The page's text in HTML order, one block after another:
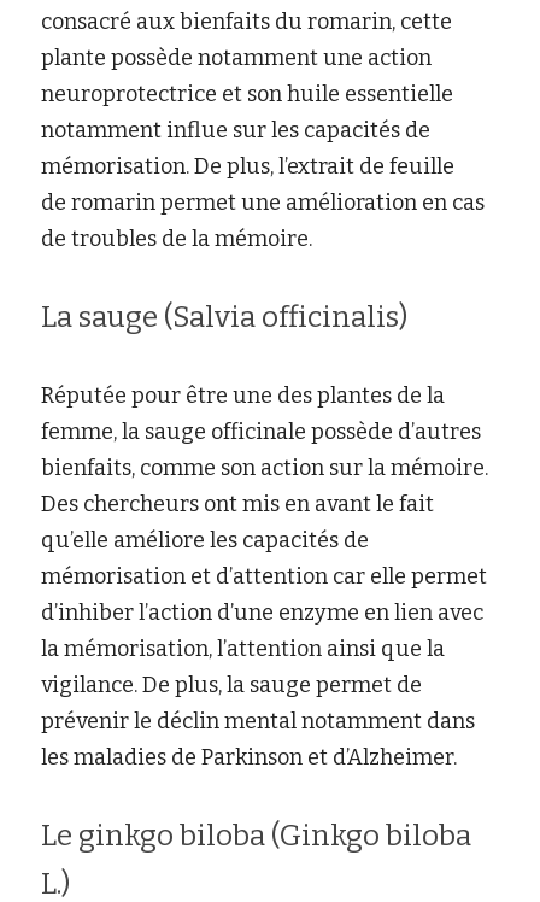
consacré auxbienfaits du romarin, cette
plante possède notamment une action
neuroprotectrice et son huile essentielle
notamment influe sur les capacités de
mémorisation. De plus, l’extrait de feuille
de romarinpermet une amélioration en cas
de troubles de la mémoire.
La sauge (Salvia officinalis)
Réputée pour être une desplantes de la
femme, la sauge officinale possède d’autres
bienfaits, comme son action sur la mémoire.
Des chercheurs ont mis en avant le fait
qu’elle améliore les capacités de
mémorisation et d’attention car elle permet
d’inhiber l’action d’une enzyme en lien avec
la mémorisation, l’attention ainsi que la
vigilance. De plus, la sauge permet de
prévenir le déclin mental notamment dans
les maladies de Parkinson et d’Alzheimer.
Le ginkgo biloba (Ginkgo biloba
L.)